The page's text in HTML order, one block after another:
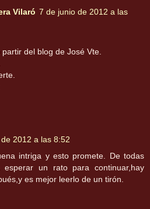
Vilaró 7 de junio de 2012 a las
del blog de José Vte.
2012 a las 8:52
intriga y esto promete. De todas
un rato para continuar,hay
es mejor leerlo de un tirón.